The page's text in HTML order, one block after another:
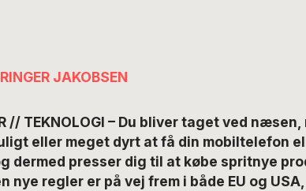
JAKOBSEN
// TEKNOLOGI – Du bliver taget ved
eller meget dyrt at få din mobiltelefon
dermed presser dig til at købe spritnye
nye regler er på vej frem i både EU og